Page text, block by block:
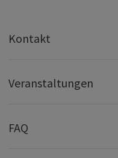
Kontakt
Veranstaltungen
FAQ